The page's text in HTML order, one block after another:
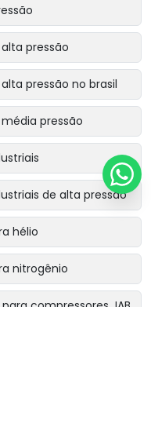
pressão
pressão no brasil
pressão
de alta pressão
hélio
nitrogênio
compressores JAB